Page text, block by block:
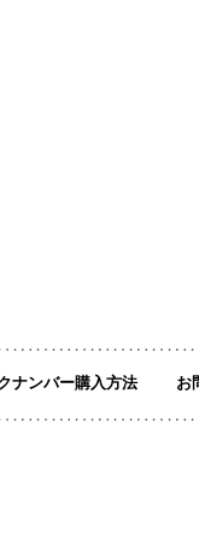
ナンバー購入方法 お